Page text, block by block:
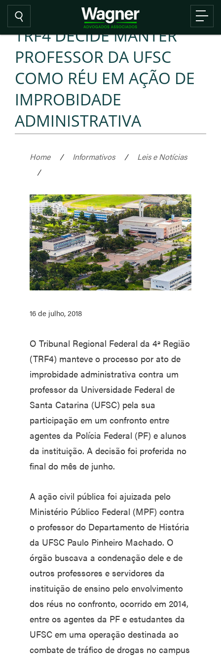
TRF4 DECIDE MANTER
PROFESSOR DA UFSC
COMO RÉU EM AÇÃO DE
IMPROBIDADE
ADMINISTRATIVA
Home / Informativos /
Leis e Notícias
/
16 de julho, 2018
O Tribunal Regional Federal da 4ª Região
(TRF4) manteve o processo por ato de
improbidade administrativa contra um
professor da Universidade Federal de
Santa Catarina (UFSC) pela sua
participação em um confronto entre
agentes da Polícia Federal (PF) e alunos
da instituição. A decisão foi proferida no
final do mês de junho.
A ação civil pública foi ajuizada pelo
Ministério Público Federal (MPF) contra
o professor do Departamento de História
da UFSC Paulo Pinheiro Machado. O
órgão buscava a condenação dele e de
outros professores e servidores da
instituição de ensino pelo envolvimento
dos réus no confronto, ocorrido em 2014,
entre os agentes da PF e estudantes da
UFSC em uma operação destinada ao
combate de tráfico de drogas no campus